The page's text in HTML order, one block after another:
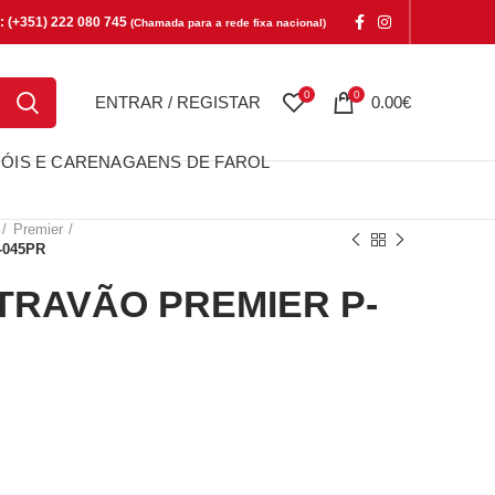
(+351) 222 080 745 (Chamada para a rede fixa nacional)
ENTRAR / REGISTAR 0 0 0.00€
E CARENAGAENS DE FAROL
Premier
PREMIER P-